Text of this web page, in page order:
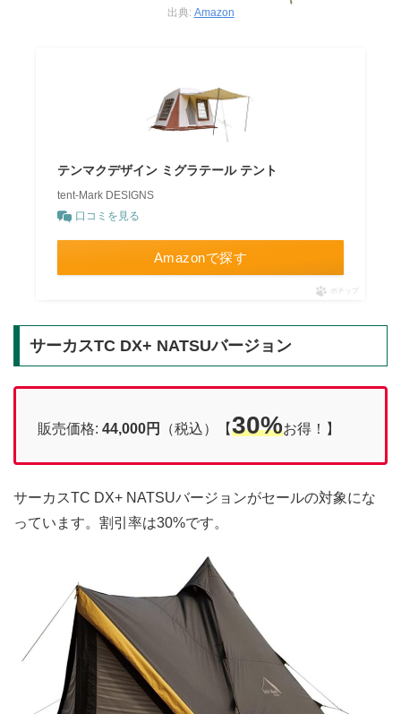
出典: Amazon
テンマクデザイン ミグラテール テント
tent-Mark DESIGNS
口コミを見る
Amazonで探す
ポチップ
サーカスTC DX+ NATSUバージョン
販売価格: 44,000円 （税込）【30%お得！】
サーカスTC DX+ NATSUバージョンがセールの対象にな
っています。割引率は30%です。